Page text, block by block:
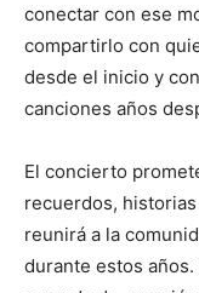
conectar con ese
compartirlo con
desde el inicio y
canciones años
El concierto
recuerdos,
reunirá a la
durante estos